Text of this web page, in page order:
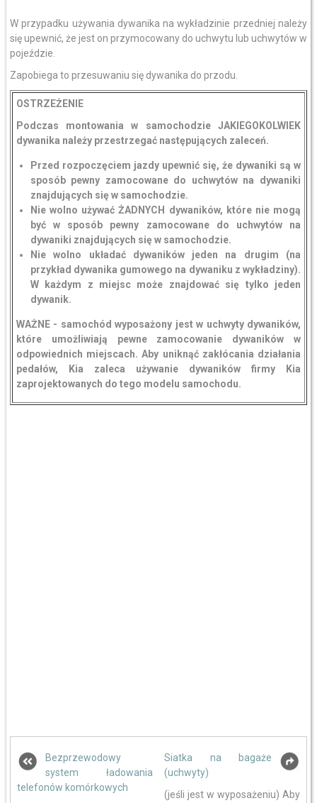
W przypadku używania dywanika na wykładzinie przedniej należy
się upewnić, że jest on przymocowany do uchwytu lub uchwytów w
pojeździe.
Zapobiega to przesuwaniu się dywanika do przodu.
OSTRZEŻENIE
Podczas montowania w samochodzie JAKIEGOKOLWIEK
dywanika należy przestrzegać następujących zaleceń.
Przed rozpoczęciem jazdy upewnić się, że dywaniki są w
sposób pewny zamocowane do uchwytów na dywaniki
znajdujących się w samochodzie.
Nie wolno używać ŻADNYCH dywaników, które nie mogą
być w sposób pewny zamocowane do uchwytów na
dywaniki znajdujących się w samochodzie.
Nie wolno układać dywaników jeden na drugim (na
przykład dywanika gumowego na dywaniku z wykładziny).
W każdym z miejsc może znajdować się tylko jeden
dywanik.
WAŻNE - samochód wyposażony jest w uchwyty dywaników,
które umożliwiają pewne zamocowanie dywaników w
odpowiednich miejscach. Aby uniknąć zakłócania działania
pedałów, Kia zaleca używanie dywaników firmy Kia
zaprojektowanych do tego modelu samochodu.
Bezprzewodowy
system ładowania
telefonów komórkowych
Siatka na bagaże
(uchwyty)
(jeśli jest w wyposażeniu) Aby